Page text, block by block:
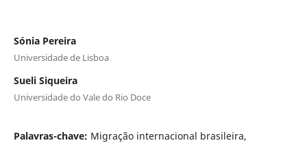
Sónia Pereira
Universidade de Lisboa
Sueli Siqueira
Universidade do Vale do Rio Doce
Palavras-chave: Migração internacional brasileira,